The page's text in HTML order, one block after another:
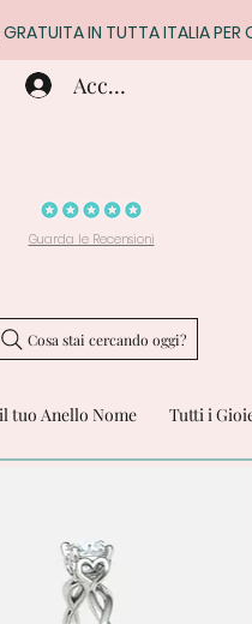
IN TUTTA ITALIA PER
Accedi
Guarda le Recensioni
Cosa stai cercando oggi?
tuo Anello Nome Tutti i